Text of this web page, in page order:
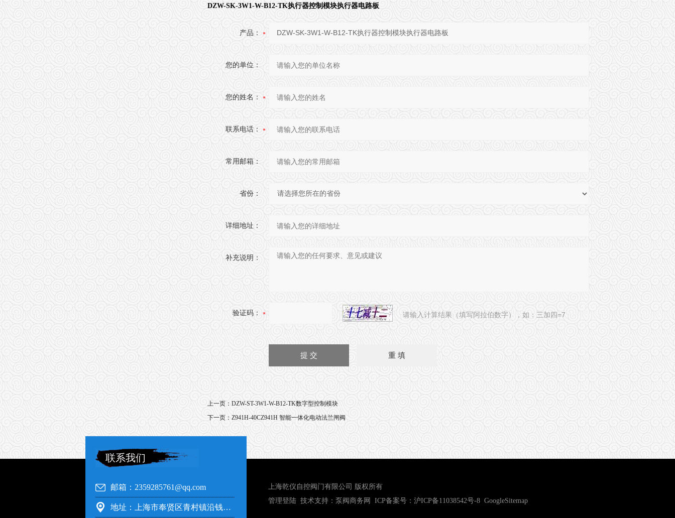
DZW-SK-3W1-W-B12-TK执行器控制模块执行器电路板
产品：
您的单位：
您的姓名：
联系电话：
常用邮箱：
省份：
详细地址：
补充说明：
验证码： 请输入计算结果（填写阿拉伯数字），如：三加四=7
上一页： DZW-ST-3W1-W-B12-TK数字型控制模块
下一页： Z941H-40CZ941H 智能一体化电动法兰闸阀
联系我们
邮箱：2359285761@qq.com
地址：上海市奉贤区青村镇沿钱公路351号
上海乾仪自控阀门有限公司 版权所有
管理登陆 技术支持： 泵阀商务网 ICP备案号： 沪ICP备11038542号-8 GoogleSitemap